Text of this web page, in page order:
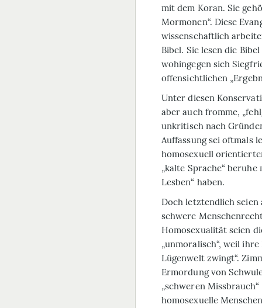
mit dem Koran. Sie
Mormonen“. Diese
wissenschaftlich
Bibel. Sie lesen die
wohingegen sich
offensichtlichen
Unter diesen
aber auch fromme,
unkritisch nach
Auffassung sei oftmals
homosexuell
„kalte Sprache“
Lesben“ haben.
Doch letztendlich
schwere
Homosexualität seien
„unmoralisch“, weil
Lügenwelt zwingt“.
Ermordung von
„schweren
homosexuelle